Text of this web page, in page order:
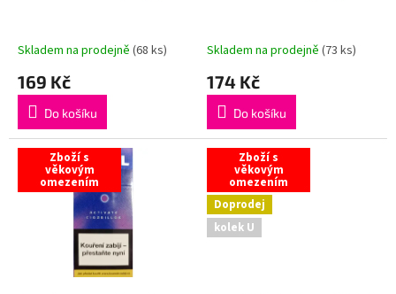
Skladem na prodejně (68 ks)
169 Kč
Do košíku
Skladem na prodejně (73 ks)
174 Kč
Do košíku
Zboží s
věkovým
omezením
Zboží s
věkovým
omezením
Doprodej
kolek U